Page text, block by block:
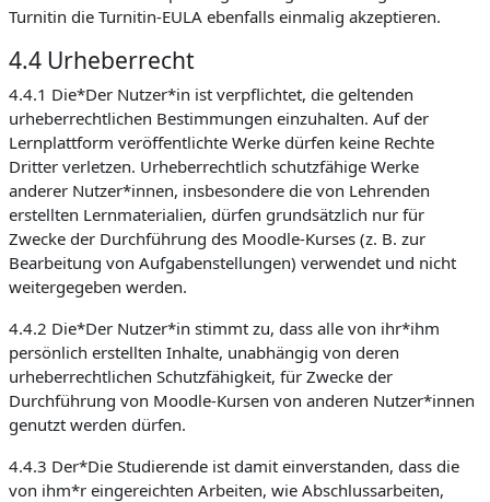
Turnitin die Turnitin-EULA ebenfalls einmalig akzeptieren.
4.4 Urheberrecht
4.4.1 Die*Der Nutzer*in ist verpflichtet, die geltenden
urheberrechtlichen Bestimmungen einzuhalten. Auf der
Lernplattform veröffentlichte Werke dürfen keine Rechte
Dritter verletzen. Urheberrechtlich schutzfähige Werke
anderer Nutzer*innen, insbesondere die von Lehrenden
erstellten Lernmaterialien, dürfen grundsätzlich nur für
Zwecke der Durchführung des Moodle-Kurses (z. B. zur
Bearbeitung von Aufgabenstellungen) verwendet und nicht
weitergegeben werden.
4.4.2 Die*Der Nutzer*in stimmt zu, dass alle von ihr*ihm
persönlich erstellten Inhalte, unabhängig von deren
urheberrechtlichen Schutzfähigkeit, für Zwecke der
Durchführung von Moodle-Kursen von anderen Nutzer*innen
genutzt werden dürfen.
4.4.3 Der*Die Studierende ist damit einverstanden, dass die
von ihm*r eingereichten Arbeiten, wie Abschlussarbeiten,